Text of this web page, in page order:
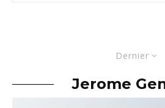
Dernier
Jerome